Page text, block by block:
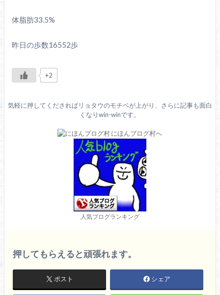
体脂肪33.5%
昨日の歩数16552歩
+2
気軽に押してくださればリョタウのモチベが上がり、さらに記事も面白
くなりwin-winです。
人気ブログランキング
押してもらえると頑張れます。
ポスト シェア